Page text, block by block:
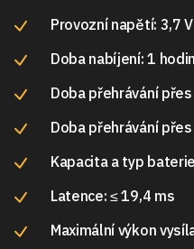
Provozní napětí: 3,7 V
Doba nabíjení: 1
Doba přehrávání
Doba přehrávání
Kapacita a typ
Latence: ≤ 19,4 ms
Maximální výkon